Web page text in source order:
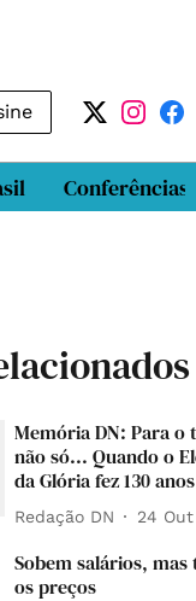
Conferências
Memória DN: Para o
não só... Quando o
da Glória fez 130 anos
Redação DN 24 Out
Sobem salários,
os preços